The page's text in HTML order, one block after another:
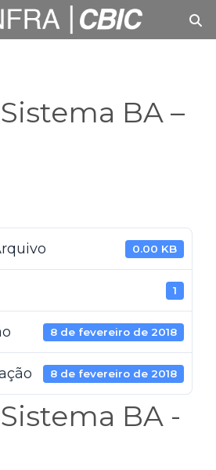
BA –
0.00 KB
1
8 de fevereiro de 2018
8 de fevereiro de 2018
BA -